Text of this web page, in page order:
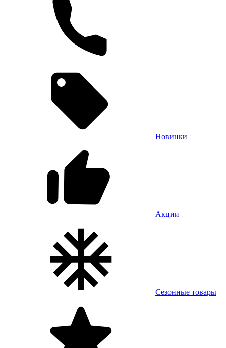
Новинки
Акции
Сезонные товары